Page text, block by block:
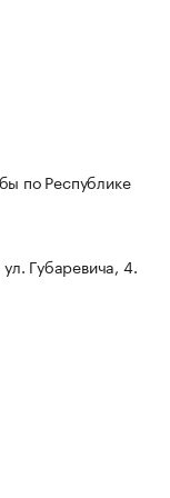
по Республике
Губаревича, 4.